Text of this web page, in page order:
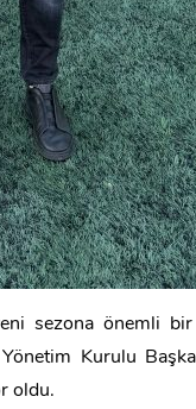
sezona önemli
Kurulu
oldu.